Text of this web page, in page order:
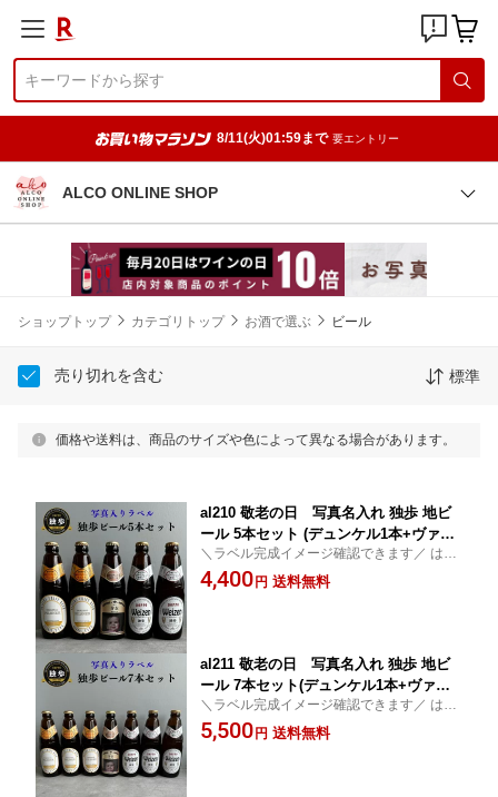
8/11(火)01:59まで 要エントリー
ALCO ONLINE SHOP
ショップトップ カテゴリトップ お酒で選ぶ ビール
売り切れを含む 標準
価格や送料は、商品のサイズや色によって異なる場合があります。
al210 敬老の日 写真名入れ 独歩 地ビ
ール 5本セット (デュンケル1本+ヴァイ
ツェン2本+ピルスナー2本) 宮下酒造 岡
山県産 化粧箱入り (出産内祝 内祝 お祝
＼ラベル完成イメージ確認できます／ はじ
めの一歩を祝うギフト 【のし 命名札 出産
報告カード】【包装無料】【加工料無料】
4,400円 送料無料
al211 敬老の日 写真名入れ 独歩 地ビ
ール 7本セット(デュンケル1本+ヴァイ
ツェン3本+ピルスナー3本)宮下酒造 岡
山県産 化粧箱入り (出産内祝 内祝 お祝
＼ラベル完成イメージ確認できます／ はじ
めの一歩を祝うギフト 【のし 命名札 出産
報告カード】【包装無料】【加工料無料】
5,500円 送料無料